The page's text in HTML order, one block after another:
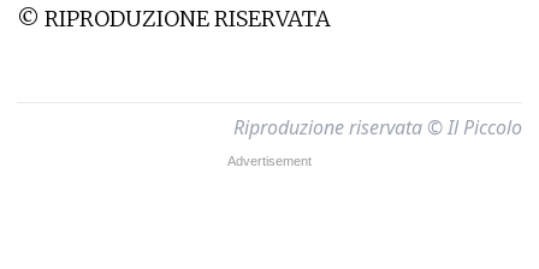
© RIPRODUZIONE RISERVATA
Riproduzione riservata © Il Piccolo